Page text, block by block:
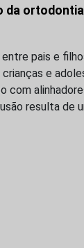
da ortodontia
pais e
e
com
resulta de